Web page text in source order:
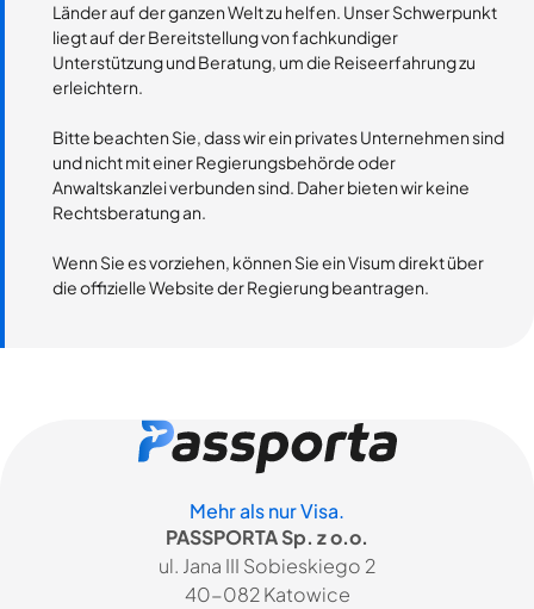
Länder auf der ganzen Welt zu helfen. Unser Schwerpunkt
liegt auf der Bereitstellung von fachkundiger
Unterstützung und Beratung, um die Reiseerfahrung zu
erleichtern.
Bitte beachten Sie, dass wir ein privates Unternehmen sind
und nicht mit einer Regierungsbehörde oder
Anwaltskanzlei verbunden sind. Daher bieten wir keine
Rechtsberatung an.
Wenn Sie es vorziehen, können Sie ein Visum direkt über
die offizielle Website der Regierung beantragen.
Mehr als nur Visa.
PASSPORTA Sp. z o.o.
ul. Jana III Sobieskiego 2
40-082 Katowice